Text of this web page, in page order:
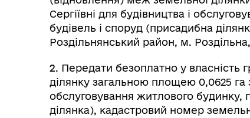
Сергіївні для будівництва і
будівель і споруд (присадибна
Роздільнянський район, м.
2. Передати безоплатно у власність
ділянку загальною площею 0,0625 га
обслуговування житлового будинку,
ділянка), кадастровий номер